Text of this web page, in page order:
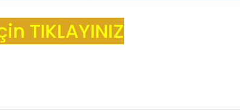
TIKLAYINIZ